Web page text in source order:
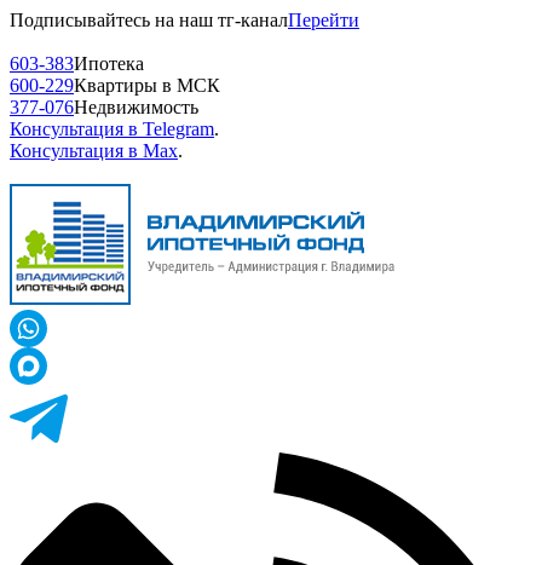
Подписывайтесь на наш тг-каналПерейти
603-383Ипотека
600-229Квартиры в МСК
377-076Недвижимость
Консультация в Telegram.
Консультация в Max.